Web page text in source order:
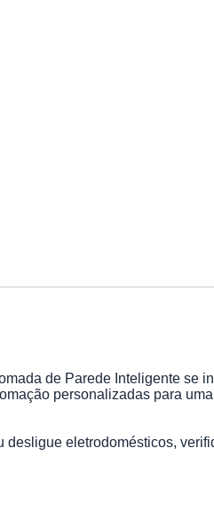
de Parede Inteligente se
personalizadas para
eletrodomésticos,